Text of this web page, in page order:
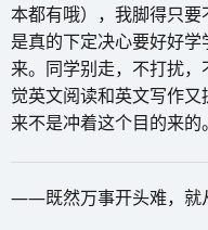
本都有哦），我脚得只
是真的下定决心要好好
来。同学别走，不打扰
觉英文阅读和英文写作
来不是冲着这个目的来的
——既然万事开头难，就